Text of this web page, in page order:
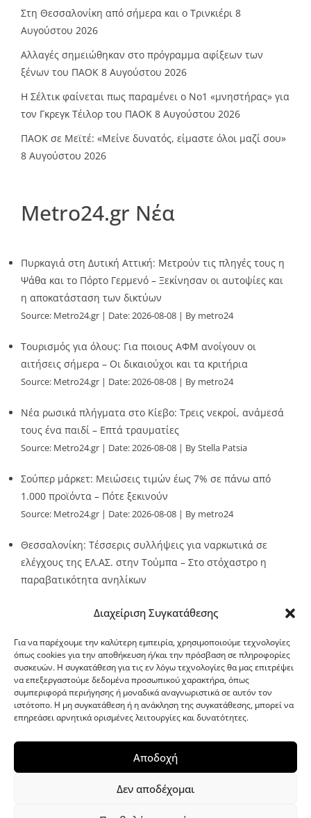
Διαχείριση Συγκατάθεσης
Για να παρέχουμε την καλύτερη εμπειρία, χρησιμοποιούμε τεχνολογίες
όπως cookies για την αποθήκευση ή/και την πρόσβαση σε πληροφορίες
συσκευών. Η συγκατάθεση για τις εν λόγω τεχνολογίες θα μας επιτρέψει
να επεξεργαστούμε δεδομένα προσωπικού χαρακτήρα, όπως
συμπεριφορά περιήγησης ή μοναδικά αναγνωριστικά σε αυτόν τον
ιστότοπο. Η μη συγκατάθεση ή η ανάκληση της συγκατάθεσης, μπορεί να
επηρεάσει αρνητικά ορισμένες λειτουργίες και δυνατότητες.
Αποδοχή
Δεν αποδέχομαι
Στη Θεσσαλονίκη από σήμερα και ο Τρινκιέρι 8
Αυγούστου 2026
Αλλαγές σημειώθηκαν στο πρόγραμμα αφίξεων των
ξένων του ΠΑΟΚ 8 Αυγούστου 2026
Η Σέλτικ φαίνεται πως παραμένει ο Νο1 «μνηστήρας» για
τον Γκρεγκ Τέιλορ του ΠΑΟΚ 8 Αυγούστου 2026
ΠΑΟΚ σε Μεϊτέ: «Μείνε δυνατός, είμαστε όλοι μαζί σου»
8 Αυγούστου 2026
Metro24.gr Νέα
Πυρκαγιά στη Δυτική Αττική: Μετρούν τις πληγές τους η
Ψάθα και το Πόρτο Γερμενό – Ξεκίνησαν οι αυτοψίες και
η αποκατάσταση των δικτύων
Source: Metro24.gr Date: 2026-08-08 By metro24
Τουρισμός για όλους: Για ποιους ΑΦΜ ανοίγουν οι
αιτήσεις σήμερα – Οι δικαιούχοι και τα κριτήρια
Source: Metro24.gr Date: 2026-08-08 By metro24
Νέα ρωσικά πλήγματα στο Κίεβο: Τρεις νεκροί, ανάμεσά
τους ένα παιδί – Επτά τραυματίες
Source: Metro24.gr Date: 2026-08-08 By Stella Patsia
Σούπερ μάρκετ: Μειώσεις τιμών έως 7% σε πάνω από
1.000 προϊόντα – Πότε ξεκινούν
Source: Metro24.gr Date: 2026-08-08 By metro24
Θεσσαλονίκη: Τέσσερις συλλήψεις για ναρκωτικά σε
ελέγχους της ΕΛ.ΑΣ. στην Τούμπα – Στο στόχαστρο η
παραβατικότητα ανηλίκων
G-point.gr